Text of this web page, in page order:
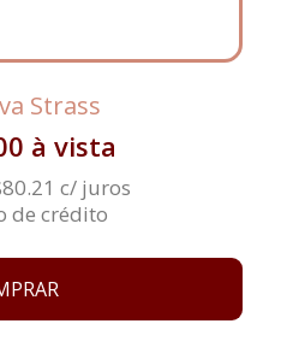
Strass
à vista
80.21 c/ juros
de crédito